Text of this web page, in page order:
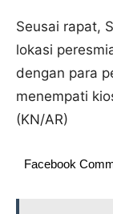
Seusai rapat,
lokasi
dengan para
menempati
(KN/AR)
Facebook